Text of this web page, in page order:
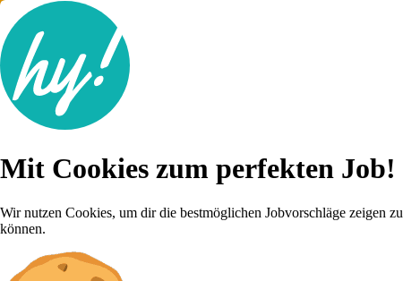
Lebenslauf
Anmelden
Mit Cookies zum perfekten Job!
Wir nutzen Cookies, um dir die bestmöglichen Jobvorschläge zeigen zu
können.